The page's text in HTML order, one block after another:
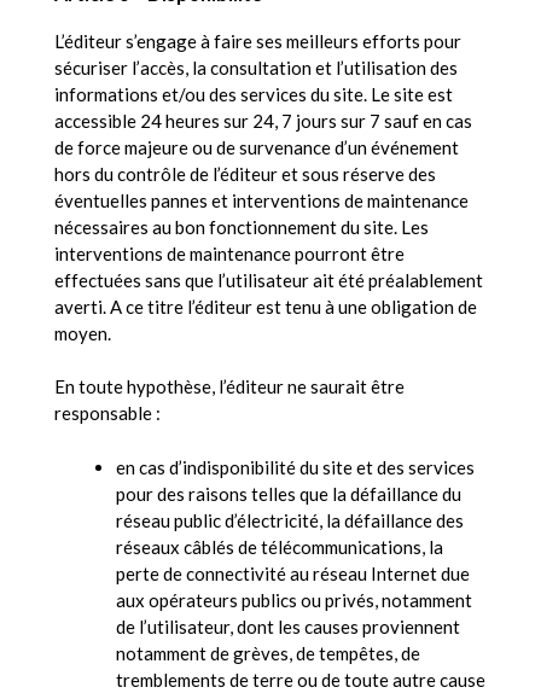
L’éditeur s’engage à faire ses meilleurs efforts pour
sécuriser l’accès, la consultation et l’utilisation des
informations et/ou des services du site. Le site est
accessible 24 heures sur 24, 7 jours sur 7 sauf en cas
de force majeure ou de survenance d’un événement
hors du contrôle de l’éditeur et sous réserve des
éventuelles pannes et interventions de maintenance
nécessaires au bon fonctionnement du site. Les
interventions de maintenance pourront être
effectuées sans que l’utilisateur ait été préalablement
averti. A ce titre l’éditeur est tenu à une obligation de
moyen.
En toute hypothèse, l’éditeur ne saurait être
responsable :
en cas d’indisponibilité du site et des services
pour des raisons telles que la défaillance du
réseau public d’électricité, la défaillance des
réseaux câblés de télécommunications, la
perte de connectivité au réseau Internet due
aux opérateurs publics ou privés, notamment
de l’utilisateur, dont les causes proviennent
notamment de grèves, de tempêtes, de
tremblements de terre ou de toute autre cause